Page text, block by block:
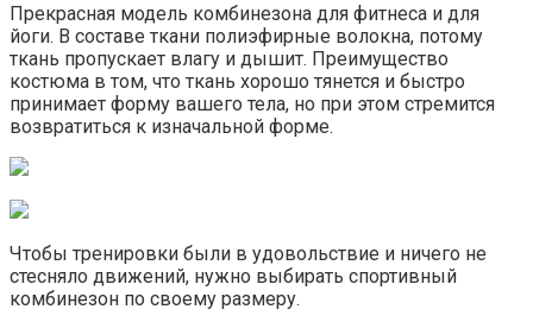
Прекрасная модель комбинезона для фитнеса и для
йоги. В составе ткани полиэфирные волокна, потому
ткань пропускает влагу и дышит. Преимущество
костюма в том, что ткань хорошо тянется и быстро
принимает форму вашего тела, но при этом стремится
возвратиться к изначальной форме.
Чтобы тренировки были в удовольствие и ничего не
стесняло движений, нужно выбирать спортивный
комбинезон по своему размеру.